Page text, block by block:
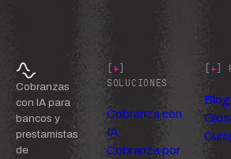
Cobranzas
con IA para
bancos y
prestamistas
de
[+]
SOLUCIONES
Cobranza con
IA
Cobranza por
[+]
Blog